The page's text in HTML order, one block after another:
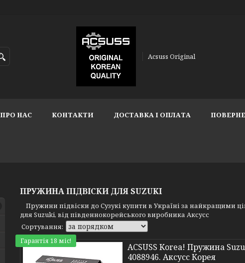
Acsuss Original
ПРО НАС КОНТАКТИ ДОСТАВКА І ОПЛАТА
ПРУЖИНА ПІДВІСКИ ДЛЯ SUZUKI
Пружини підвіски до Сузукі купити в Україні за найкращими
для Suzuki, від південнокорейського виробника Аксусс
Гарантія 18 міс!
ACSUSS Korea! Пружина
4088946. Аксусс Корея